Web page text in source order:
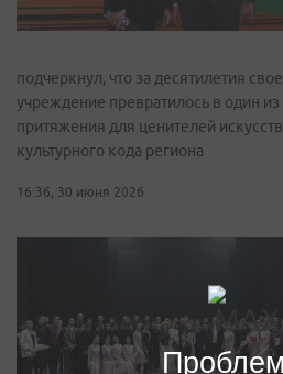
подчеркнул, что за десятилетия
учреждение превратилось в один
притяжения для ценителей
культурного кода региона
16:36, 30 июня 2026